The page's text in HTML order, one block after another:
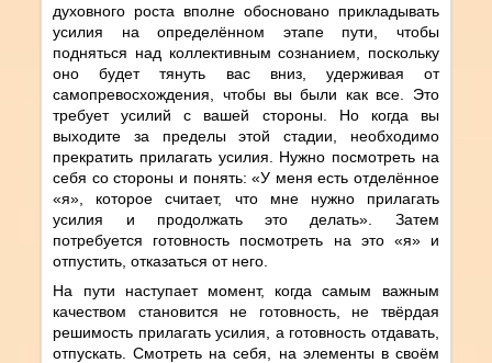
духовного роста вполне обосновано прикладывать
усилия на определённом этапе пути, чтобы
подняться над коллективным сознанием, поскольку
оно будет тянуть вас вниз, удерживая от
самопревосхождения, чтобы вы были как все. Это
требует усилий с вашей стороны. Но когда вы
выходите за пределы этой стадии, необходимо
прекратить прилагать усилия. Нужно посмотреть на
себя со стороны и понять: «У меня есть отделённое
«я», которое считает, что мне нужно прилагать
усилия и продолжать это делать». Затем
потребуется готовность посмотреть на это «я» и
отпустить, отказаться от него.
На пути наступает момент, когда самым важным
качеством становится не готовность, не твёрдая
решимость прилагать усилия, а готовность отдавать,
отпускать. Смотреть на себя, на элементы в своём